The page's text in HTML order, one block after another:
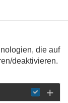
die auf
deaktivieren.